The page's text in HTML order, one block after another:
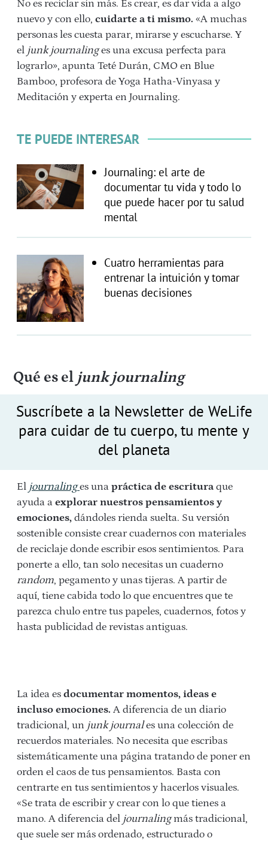
No es reciclar sin más. Es crear, es dar vida a algo
nuevo y con ello, cuidarte a ti mismo. «A muchas
personas les cuesta parar, mirarse y escucharse. Y
el junk journalinges una excusa perfecta para
lograrlo», apunta Teté Durán, CMO en Blue
Bamboo, profesora de Yoga Hatha-Vinyasa y
Meditación y experta en Journaling.
TE PUEDE INTERESAR
Journaling: el arte de
documentar tu vida y todo lo
que puede hacer por tu salud
mental
Cuatro herramientas para
entrenar la intuición y tomar
buenas decisiones
Qué es eljunk journaling
Suscríbete a la Newsletter de WeLife
para cuidar de tu cuerpo, tu mente y
del planeta
El journaling es una práctica de escritura que
ayuda a explorar nuestros pensamientos y
emociones, dándoles rienda suelta. Su versión
sostenible consiste crear cuadernos con materiales
de reciclaje donde escribir esos sentimientos. Para
ponerte a ello, tan solo necesitas un cuaderno
random, pegamento y unas tijeras. A partir de
aquí, tiene cabida todo lo que encuentres que te
parezca chulo entre tus papeles, cuadernos, fotos y
hasta publicidad de revistas antiguas.
La idea es documentar momentos, ideas e
incluso emociones. A diferencia de un diario
tradicional, un junk journales una colección de
recuerdos materiales. No necesita que escribas
sistemáticamente una página tratando de poner en
orden el caos de tus pensamientos. Basta con
centrarte en tus sentimientos y hacerlos visuales.
«Se trata de escribir y crear con lo que tienes a
mano. A diferencia del journalingmás tradicional,
que suele ser más ordenado, estructurado o